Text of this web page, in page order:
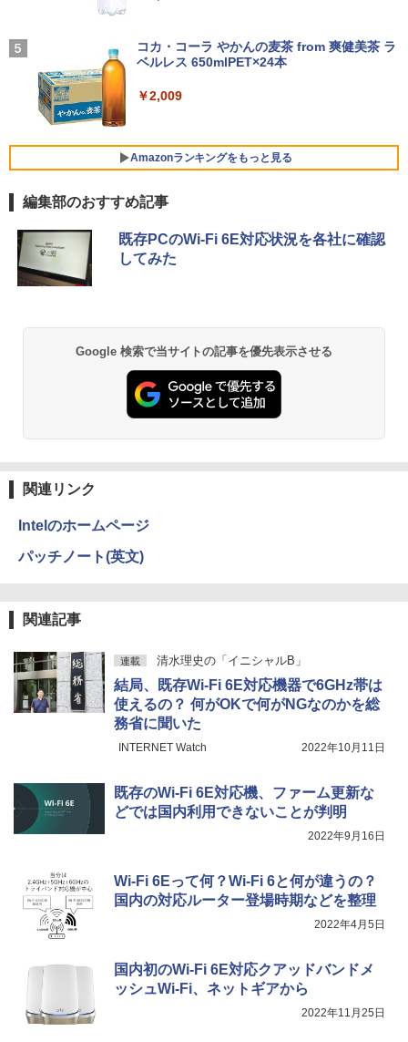
レビュー投稿 5年保証｜MS Office 2024
H&B 搭載｜中古ノートパソコン Windo
｜店長厳選 Lenovo ThinkPad 15.6型 Bl
uetooth Wi-Fi 無線｜中古 パソコン 中古
5
11 WPS Office付き 初期設定済み 14イン
チ フルHD ノートPC 初心者 学生 在宅ワ
ーク テンキー Wi-Fi Bluetooth HDMI 軽
量 持ち運び 安い
￥29,999
【第12世代 Intel Core i5-12500T/16GB
(DDR4)/M.2 SSD256GB/無線LAN/Win11
￥55,000
【全品最大2500円OFFクーポン】【新品
マウス＋新品キーボード付】Core i7 第8
世代 Dell OptiPlex 3060/3070 SFF 22イ
子機付 USB3.0中古デスクトップパソコ
ン
4
【公式限定2年保証】モニター 21.5イン
非光沢 スピーカー内蔵 3年保証 ディスプ
レイ パソコンモニター PCモニター フル
象
グリーンハウス 7型ワイド液晶 電子POP
取付金具付き ホワイト GH-EP7F-WH [G
施設基準パーフェクトブック 2026年度
版 [ 一般社団法人日本施設基準管理士協
￥1,964
Xiaomi シャオミ REDMI Buds 8 Lite ワイヤ
￥2,980
￥250
コカ・コーラ やかんの麦茶 from 爽健美茶 ラ
ベルレス 650mlPET×24本
￥2,009
Amazonランキングをもっと見る
薬屋のひとりごと 17巻 (デジタル版ビッグガ
ンガンコミックス)
異世界居酒屋「のぶ」(22) (角川コミックス・
￥832
スーパーの裏でヤニ吸うふたり 9巻 (デジタル
版ビッグガンガンコミックス)
￥810
編集部のおすすめ記事
既存PCのWi-Fi 6E対応状況を各社に確認
してみた
Google 検索で当サイトの記事を優先表示させる
関連リンク
Intelのホームページ
パッチノート(英文)
関連記事
連載 清水理史の「イニシャルB」
結局、既存Wi-Fi 6E対応機器で6GHz帯は
使えるの？ 何がOKで何がNGなのかを総
務省に聞いた
INTERNET Watch 2022年10月11日
既存のWi-Fi 6E対応機、ファーム更新な
どでは国内利用できないことが判明
2022年9月16日
Wi-Fi 6Eって何？Wi-Fi 6と何が違うの？
国内の対応ルーター登場時期などを整理
2022年4月5日
国内初のWi-Fi 6E対応クアッドバンドメ
ッシュWi-Fi、ネットギアから
2022年11月25日